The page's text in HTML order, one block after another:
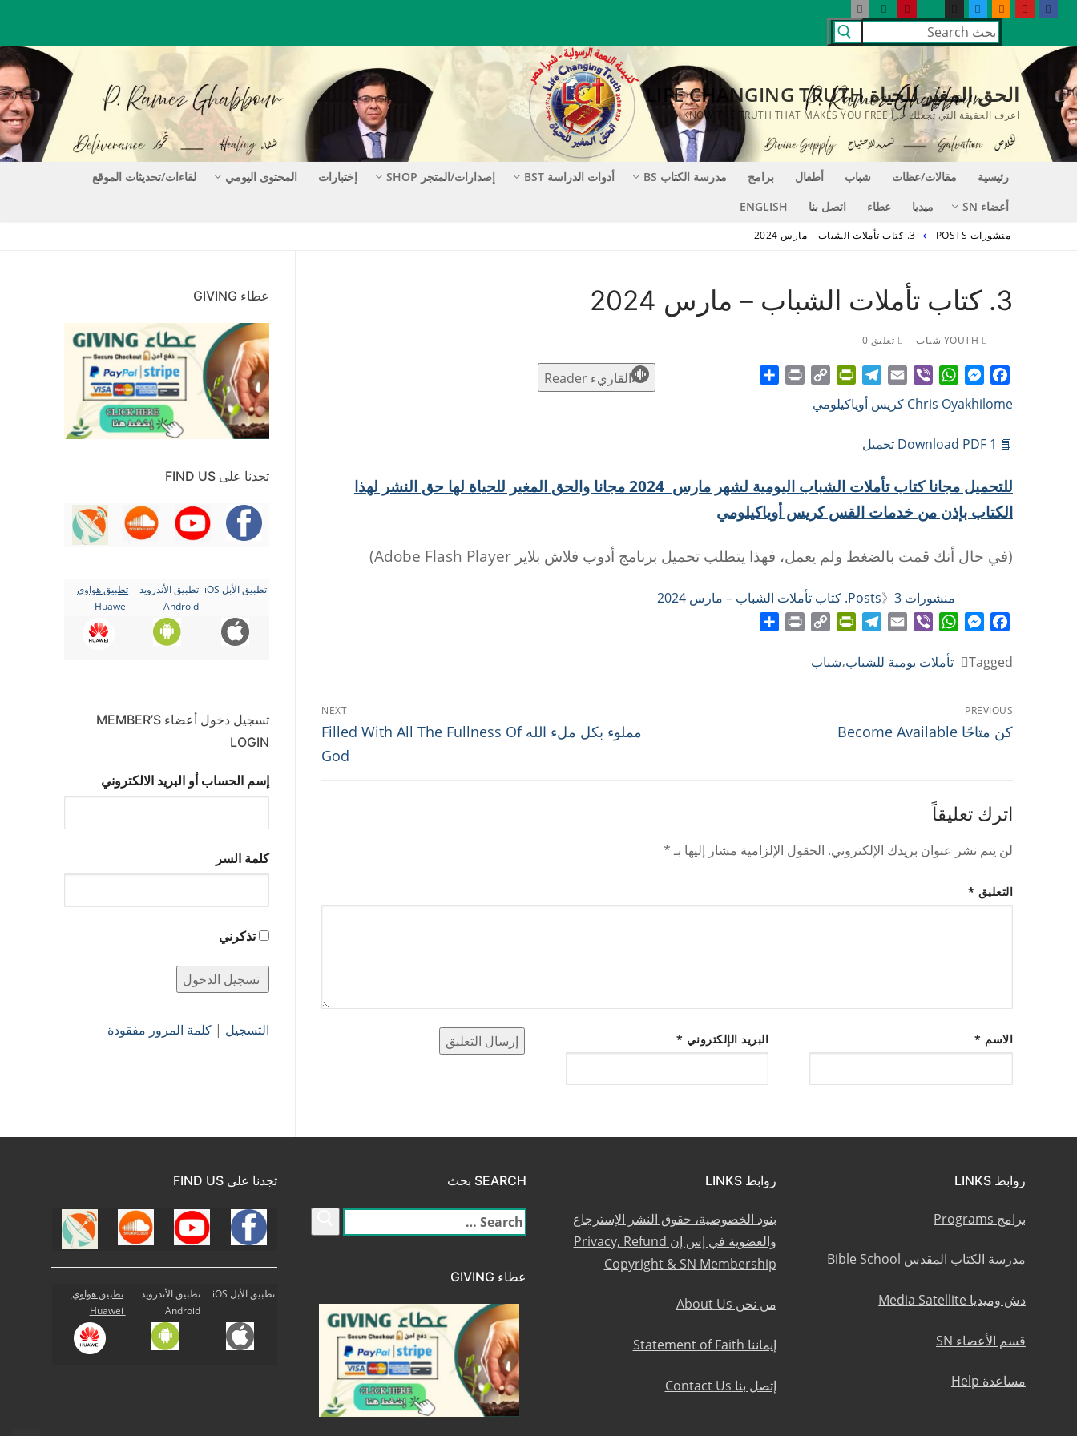
التجاوز
المحتوى
البحث
عن:
الحق المغير للحياة LIFE CHANGING TRUTH
اعرف الحقيقة التي تجعلك حراً KNOW THE TRUTH THAT MAKES YOU FREE
رئيسية مقالات/عظات شباب أطفال برامج مدرسة الكتاب BS أدوات الدراسة BST إصدارات/المتجر SHOP إختبارات المحتوى اليومي
لقاءات/تحديثات الموقع
أعضاء SN
ميديا عطاء اتصل بنا ENGLISH
منشورات POSTS 3. كتاب تأملات الشباب – مارس 2024
3. كتاب تأملات الشباب – مارس 2024
تعليق 0
القاريء Reader
Facebook
Messenger
WhatsApp
Viber
Email
Telegram
PrintFriendly
Link
Chris Oyakhilome كريس أوياكيلومي
📘 Download PDF 1 تحميل
للتحميل مجانا كتاب تأملات الشباب اليومية لشهر مارس 2024 مجانا والحق المغير للحياة لها حق النشر لهذا
الكتاب بإذن من خدمات القس كريس أوياكيلومي
(في حال أنك قمت بالضغط ولم يعمل، فهذا يتطلب تحميل برنامج أدوب فلاش بلاير Adobe Flash Player)
منشورات Posts 》3. كتاب تأملات الشباب – مارس 2024
Link
Tagged
تأملات يومية للشباب،شباب
تصفّح
المقالات
PREVIOUS
Previous
كن متاحًا Become Available
NEXT
Next
مملوء بكل ملء الله Filled With All The Fullness Of
God
اترك تعليقاً
لن يتم نشر عنوان بريدك الإلكتروني. الحقول الإلزامية مشار إليها بـ*
التعليق *
الاسم * البريد الإلكتروني *
عطاء GIVING
تجدنا على FIND US
تطبيق الأبل iOS
تطبيق الأندرويد
Android
تطبيق هواوي
تسجيل دخول أعضاء MEMBER’S
LOGIN
إسم الحساب أو البريد الالكتروني
كلمة السر
تذكرني
التسجيل | كلمة المرور مفقودة
روابط LINKS
برامج Programs
مدرسة الكتاب المقدس Bible School
دش وميديا Media Satellite
قسم الأعضاء SN
مساعدة Help
روابط LINKS
بنود الخصوصية، حقوق النشر الإسترجاع
والعضوية في إس إن Privacy, Refund
Copyright & SN Membership
من نحن About Us
إيماننا Statement of Faith
إتصل بنا Contact Us
SEARCH بحث
البحث
عن:
عطاء GIVING
تجدنا على FIND US
تطبيق الأبل iOS
تطبيق الأندرويد
Android
تطبيق هواوي